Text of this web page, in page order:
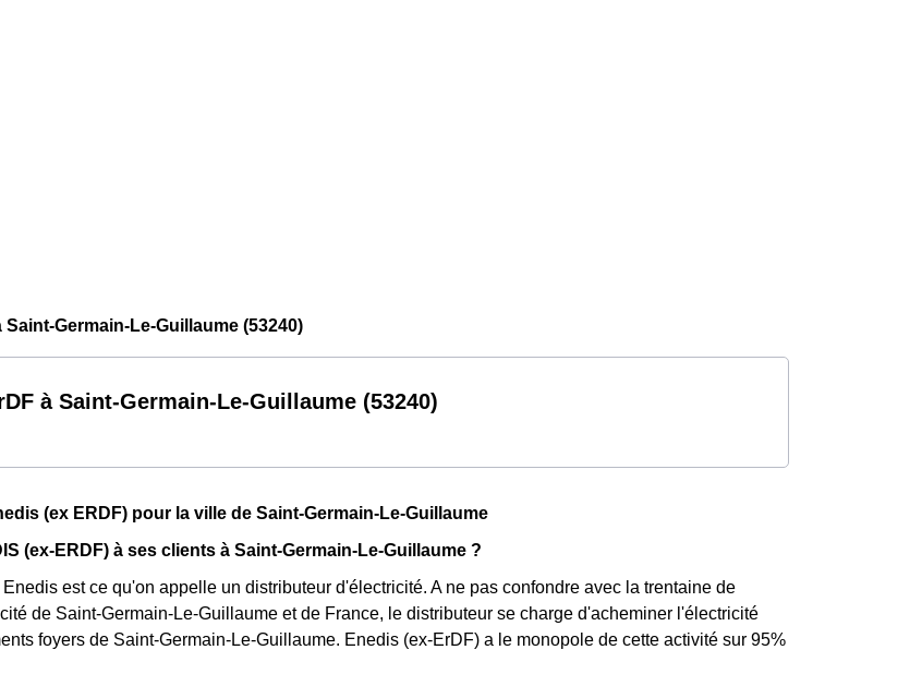
Saint-Germain-Le-Guillaume (53240)
à Saint-Germain-Le-Guillaume (53240)
(ex ERDF) pour la ville de Saint-Germain-Le-Guillaume
(ex-ERDF) à ses clients à Saint-Germain-Le-Guillaume ?
est ce qu'on appelle un distributeur d'électricité. A ne pas confondre avec la trentaine de
de Saint-Germain-Le-Guillaume et de France, le distributeur se charge d'acheminer l'électricité
foyers de Saint-Germain-Le-Guillaume. Enedis (ex-ErDF) a le monopole de cette activité sur 95%